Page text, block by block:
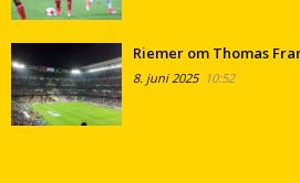
Riemer om Thomas
8. juni 202510:52